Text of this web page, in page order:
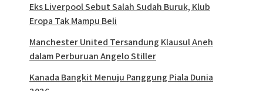
Eks Liverpool Sebut Salah Sudah Buruk, Klub
Eropa Tak Mampu Beli
Manchester United Tersandung Klausul Aneh
dalam Perburuan Angelo Stiller
Kanada Bangkit Menuju Panggung Piala Dunia